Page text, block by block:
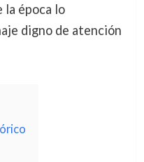
la época lo
digno de atención